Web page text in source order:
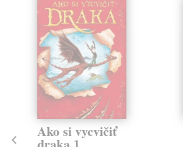
Ako si vycvičiť